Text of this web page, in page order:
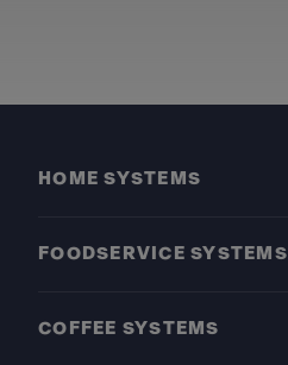
HOME SYSTEMS
FOODSERVICE SYSTEMS
COFFEE SYSTEMS